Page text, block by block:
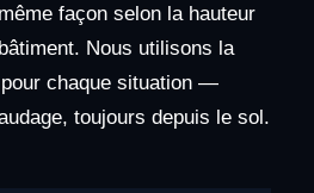
façon selon la hauteur
Nous utilisons la
chaque situation —
toujours depuis le sol.